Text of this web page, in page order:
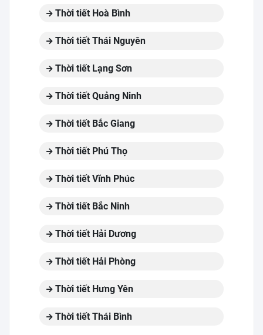
Thời tiết Hoà Bình
Thời tiết Thái Nguyên
Thời tiết Lạng Sơn
Thời tiết Quảng Ninh
Thời tiết Bắc Giang
Thời tiết Phú Thọ
Thời tiết Vĩnh Phúc
Thời tiết Bắc Ninh
Thời tiết Hải Dương
Thời tiết Hải Phòng
Thời tiết Hưng Yên
Thời tiết Thái Bình